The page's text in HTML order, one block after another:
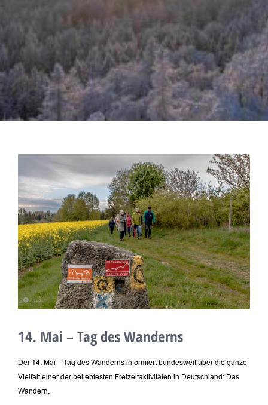
grösseres
Bild
14. Mai – Tag des Wanderns
Der 14. Mai – Tag des Wanderns informiert bundesweit über die ganze
Vielfalt einer der beliebtesten Freizeitaktivitäten in Deutschland: Das
Wandern.